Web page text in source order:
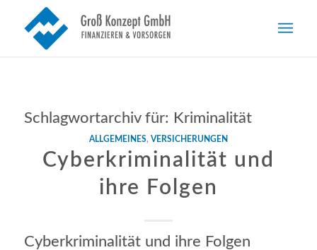
Schlagwortarchiv für: Kriminalität
ALLGEMEINES, VERSICHERUNGEN
Cyberkriminalität und
ihre Folgen
Cyberkriminalität und ihre Folgen